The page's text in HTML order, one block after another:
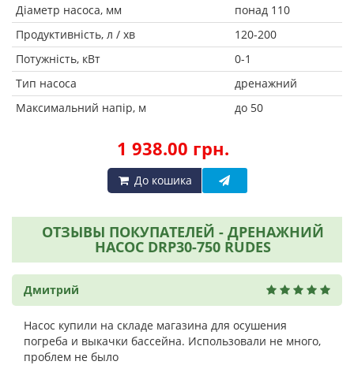
Діаметр насоса, мм
понад 110
Продуктивність, л / хв
120-200
Потужність, кВт
0-1
Тип насоса
дренажний
Максимальний напір, м
до 50
1 938.00 грн.
До кошика
ОТЗЫВЫ ПОКУПАТЕЛЕЙ - ДРЕНАЖНИЙ
НАСОС DRP30-750 RUDES
Дмитрий
Насос купили на складе магазина для осушения
погреба и выкачки бассейна. Использовали не много,
проблем не было